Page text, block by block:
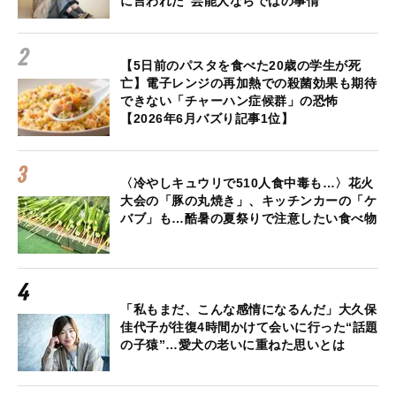
【5日前のパスタを食べた20歳の学生が死
亡】電子レンジの再加熱での殺菌効果も期待
できない「チャーハン症候群」の恐怖
【2026年6月バズり記事1位】
〈冷やしキュウリで510人食中毒も…〉花火
大会の「豚の丸焼き」、キッチンカーの「ケ
バブ」も…酷暑の夏祭りで注意したい食べ物
「私もまだ、こんな感情になるんだ」大久保
佳代子が往復4時間かけて会いに行った“話題
の子猿”…愛犬の老いに重ねた思いとは